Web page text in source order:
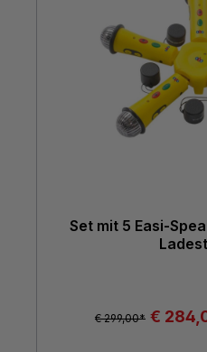
Set mit 5 Easi-
€ 299,00* €